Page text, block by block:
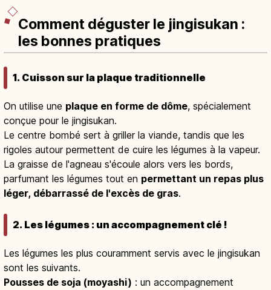
Comment déguster le jingisukan :
les bonnes pratiques
1. Cuisson sur la plaque traditionnelle
On utilise une plaque en forme de dôme, spécialement
conçue pour le jingisukan.
Le centre bombé sert à griller la viande, tandis que les
rigoles autour permettent de cuire les légumes à la vapeur.
La graisse de l'agneau s'écoule alors vers les bords,
parfumant les légumes tout en permettant un repas plus
léger, débarrassé de l'excès de gras.
2. Les légumes : un accompagnement clé !
Les légumes les plus couramment servis avec le jingisukan
sont les suivants.
Pousses de soja (moyashi) : un accompagnement